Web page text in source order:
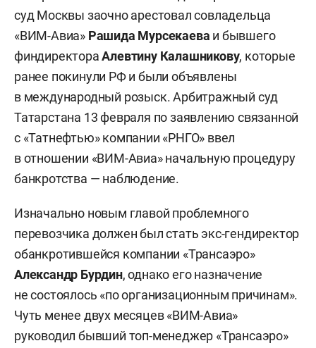
суд Москвы заочно арестовал совладельца
«ВИМ-Авиа» Рашида Мурсекаева и бывшего
финдиректораАлевтину Калашникову, которые
ранее покинули РФ и были объявлены
в международный розыск. Арбитражный суд
Татарстана 13 февраля по заявлению связанной
с «Татнефтью» компании «РНГО» ввел
в отношении «ВИМ-Авиа» начальную процедуру
банкротства — наблюдение.
Изначально новым главой проблемного
перевозчика должен был стать экс-гендиректор
обанкротившейся компании «Трансаэро»
Александр Бурдин, однако его назначение
не состоялось «по организационным причинам».
Чуть менее двух месяцев «ВИМ-Авиа»
руководил бывший топ-менеджер «Трансаэро»